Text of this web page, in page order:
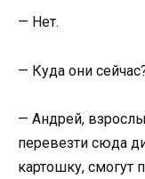
— Нет.
— Куда они
— Андрей,
перевезти сюда
картошку, смогут